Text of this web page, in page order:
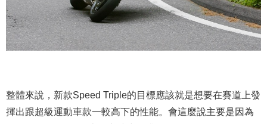
整體來說，新款Speed Triple的目標應該就是想要在賽道上發
揮出跟超級運動車款一較高下的性能。會這麼說主要是因為